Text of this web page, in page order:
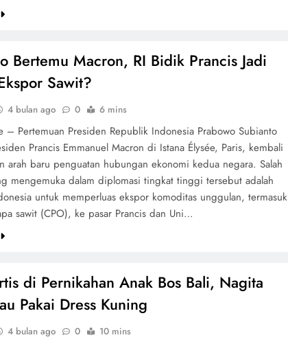
Bertemu Macron, RI Bidik Prancis Jadi
Sawit?
4 bulan ago 0 6 mins
– Pertemuan Presiden Republik Indonesia Prabowo Subianto
Prancis Emmanuel Macron di Istana Élysée, Paris, kembali
arah baru penguatan hubungan ekonomi kedua negara. Salah
mengemuka dalam diplomasi tingkat tinggi tersebut adalah
untuk memperluas ekspor komoditas unggulan, termasuk
sawit (CPO), ke pasar Prancis dan Uni…
di Pernikahan Anak Bos Bali, Nagita
Pakai Dress Kuning
4 bulan ago 0 10 mins